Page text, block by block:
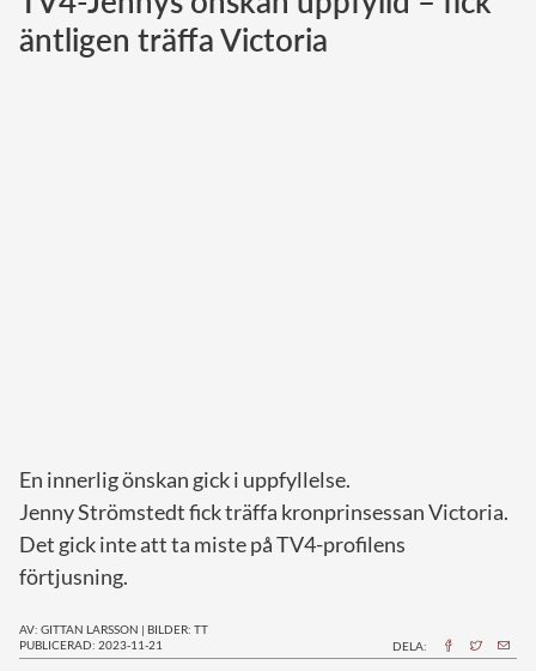
Norska kungahuset
äntligen träffa Victoria
En innerlig önskan gick i uppfyllelse.
Jenny Strömstedt fick träffa kronprinsessan Victoria.
Det gick inte att ta miste på TV4-profilens
förtjusning.
AV: GITTAN LARSSON | BILDER: TT
PUBLICERAD: 2023-11-21
DELA: